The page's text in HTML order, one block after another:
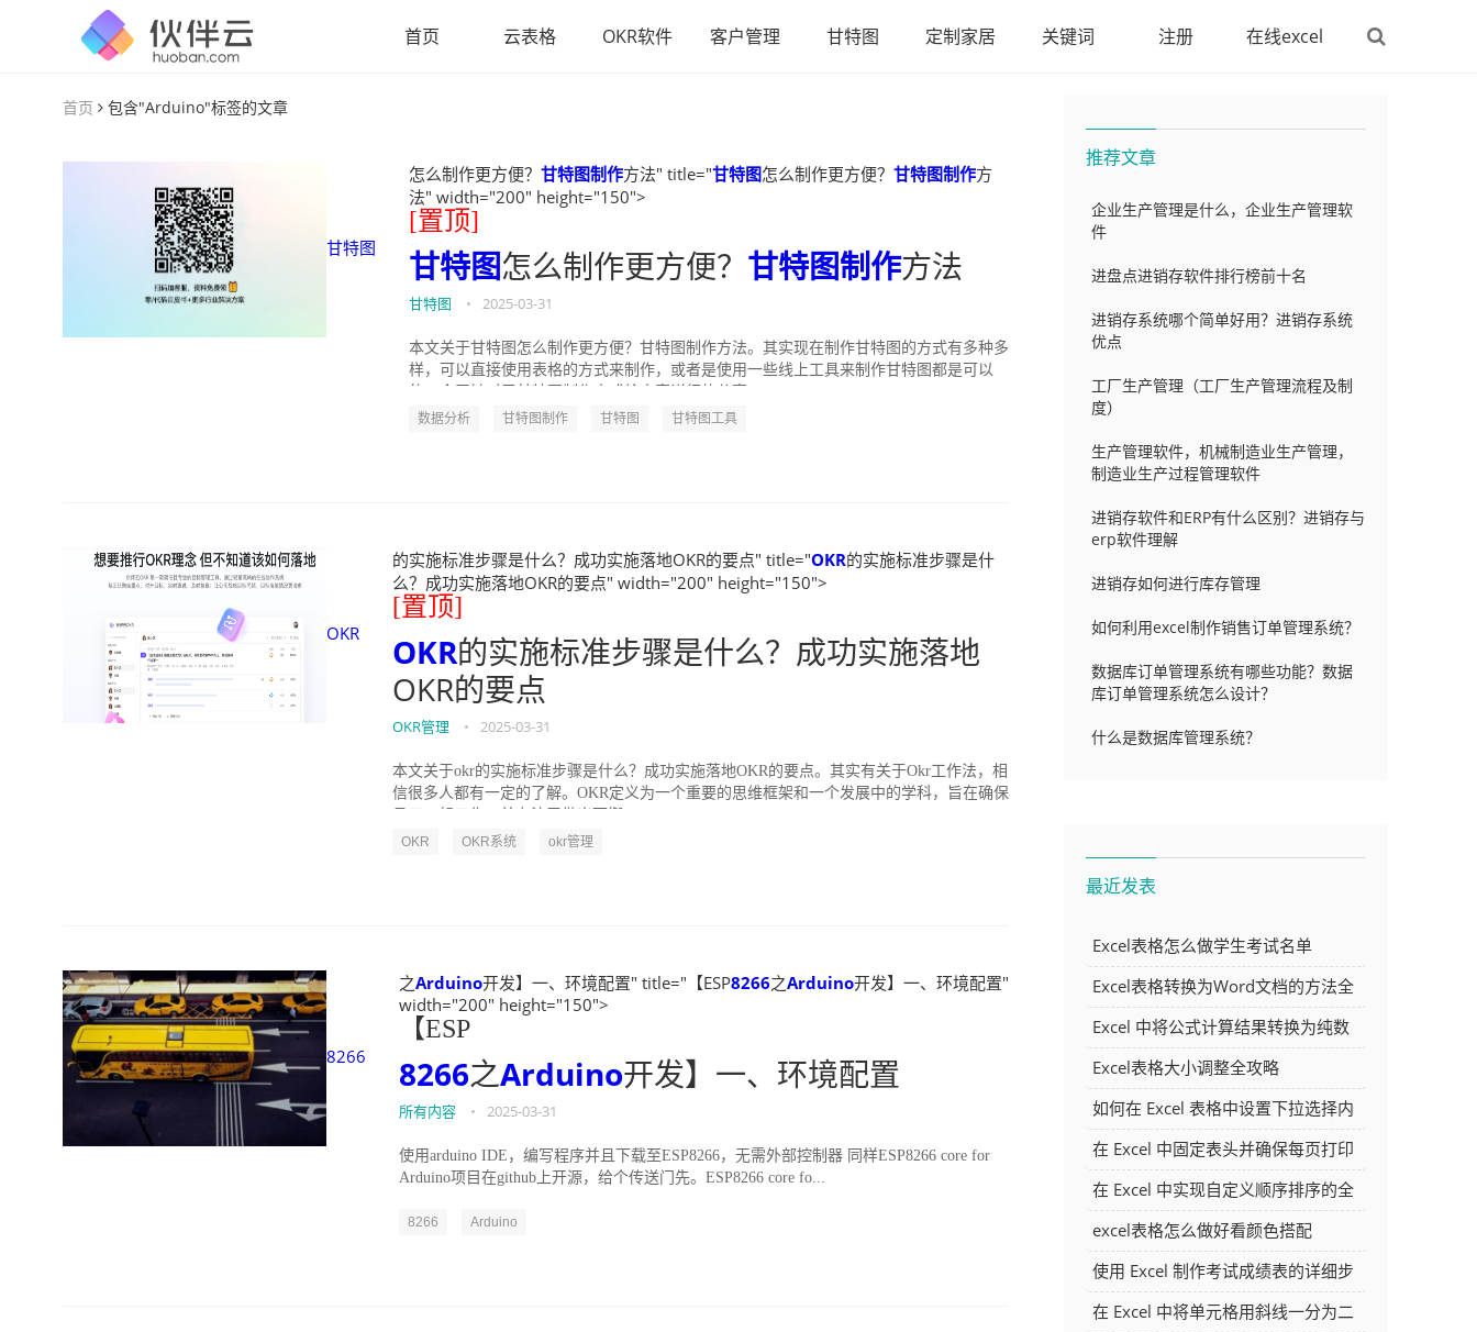
首页 云表格 OKR软件 客户管理 甘特图 定制家居 关键词 注册 在线excel
首页 包含"Arduino"标签的文章
甘特图
怎么制作更方便？ 甘特图制作方法" title="甘特图怎么制作更方便？ 甘特图制作方
法" width="200" height="150">
[置顶]
甘特图怎么制作更方便？ 甘特图制作方法
甘特图 • 2025-03-31
本文关于甘特图怎么制作更方便？甘特图制作方法。其实现在制作甘特图的方式有多种多
样，可以直接使用表格的方式来制作，或者是使用一些线上工具来制作甘特图都是可以
数据分析 甘特图制作 甘特图 甘特图工具
OKR
的实施标准步骤是什么？成功实施落地OKR的要点" title="OKR的实施标准步骤是什
么？成功实施落地OKR的要点" width="200" height="150">
[置顶]
OKR的实施标准步骤是什么？成功实施落地
OKR的要点
OKR管理 • 2025-03-31
本文关于okr的实施标准步骤是什么？成功实施落地OKR的要点。其实有关于Okr工作法，相
信很多人都有一定的了解。OKR定义为一个重要的思维框架和一个发展中的学科，旨在确保
OKR OKR系统 okr管理
8266
之Arduino开发】一、环境配置" title="【ESP8266之Arduino开发】一、环境配置"
width="200" height="150">
【ESP
8266之Arduino开发】一、环境配置
所有内容 • 2025-03-31
使用arduino IDE，编写程序并且下载至ESP8266，无需外部控制器 同样ESP8266 core for
Arduino项目在github上开源，给个传送门先。ESP8266 core fo...
8266 Arduino
推荐文章
企业生产管理是什么，企业生产管理软
件
进盘点进销存软件排行榜前十名
进销存系统哪个简单好用？进销存系统
优点
工厂生产管理（工厂生产管理流程及制
度）
生产管理软件，机械制造业生产管理，
制造业生产过程管理软件
进销存软件和ERP有什么区别？进销存与
erp软件理解
进销存如何进行库存管理
如何利用excel制作销售订单管理系统？
数据库订单管理系统有哪些功能？数据
库订单管理系统怎么设计？
什么是数据库管理系统？
最近发表
Excel表格怎么做学生考试名单
Excel表格转换为Word文档的方法全
解析
Excel 中将公式计算结果转换为纯数
字的多种方法
Excel表格大小调整全攻略
如何在 Excel 表格中设置下拉选择内
容
在 Excel 中固定表头并确保每页打印
时都显示表头的方法详解
在 Excel 中实现自定义顺序排序的全
面指南
excel表格怎么做好看颜色搭配
使用 Excel 制作考试成绩表的详细步
骤及技巧
在 Excel 中将单元格用斜线一分为二